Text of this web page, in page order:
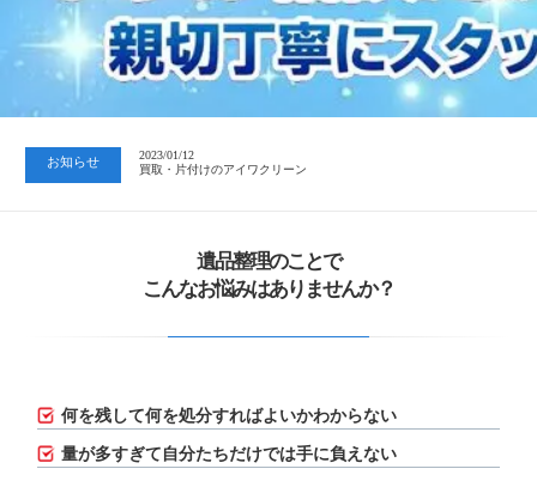
お知らせ
2023/01/12
買取・片付けのアイワクリーン
2023/07/24
中日新聞 岐阜版「空き家対策SOS」コーナーに掲載いただきまし…
2023/01/12
買取・片付けのアイワクリーン
遺品整理のことで
こんなお悩みはありませんか？
何を残して何を処分すればよいかわからない
量が多すぎて自分たちだけでは手に負えない